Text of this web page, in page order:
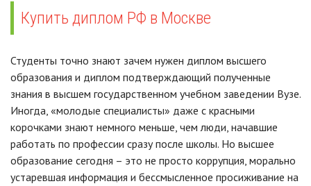
Купить диплом РФ в Москве
Студенты точно знают зачем нужен диплом высшего
образования и диплом подтверждающий полученные
знания в высшем государственном учебном заведении Вузе.
Иногда, «молодые специалисты» даже с красными
корочками знают немного меньше, чем люди, начавшие
работать по профессии сразу после школы. Но высшее
образование сегодня – это не просто коррупция, морально
устаревшая информация и бессмысленное просиживание на